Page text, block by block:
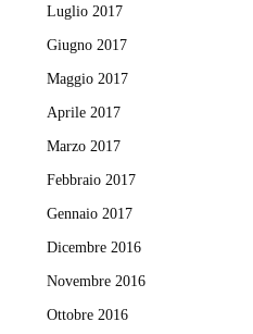
Luglio 2017
Giugno 2017
Maggio 2017
Aprile 2017
Marzo 2017
Febbraio 2017
Gennaio 2017
Dicembre 2016
Novembre 2016
Ottobre 2016